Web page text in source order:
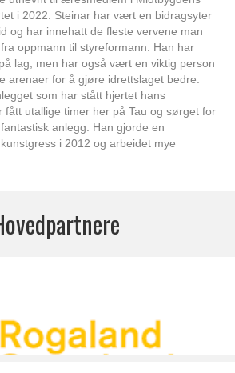
i 2022. Steinar har vært en bidragsyter
og har innehatt de fleste vervene man
oppmann til styreformann. Han har
lag, men har også vært en viktig person
arenaer for å gjøre idrettslaget bedre.
som har stått hjertet hans
utallige timer her på Tau og sørget for
anlegg. Han gjorde en
i 2012 og arbeidet mye